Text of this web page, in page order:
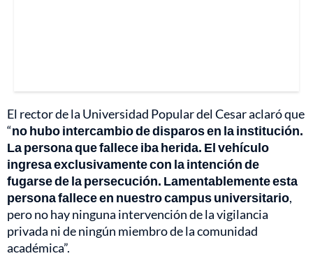
El rector de la Universidad Popular del Cesar aclaró que
“no hubo intercambio de disparos en la institución.
La persona que fallece iba herida. El vehículo
ingresa exclusivamente con la intención de
fugarse de la persecución. Lamentablemente esta
persona fallece en nuestro campus universitario,
pero no hay ninguna intervención de la vigilancia
privada ni de ningún miembro de la comunidad
académica”.